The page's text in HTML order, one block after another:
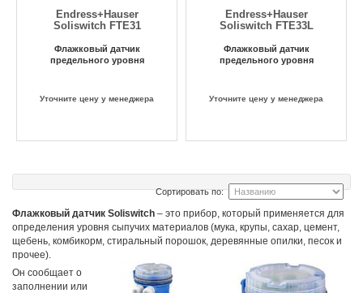
Endress+Hauser
Soliswitch FTE31
Флажковый датчик
предельного уровня
Уточните цену у менеджера
Endress+Hauser
Soliswitch FTE33L
Флажковый датчик
предельного уровня
Уточните цену у менеджера
Сортировать по:
Флажковый датчик Soliswitch – это прибор, который применяется для
определения уровня сыпучих материалов (мука, крупы, сахар, цемент,
щебень, комбикорм, стиральный порошок, деревянные опилки, песок и
прочее).
Он сообщает о
заполнении или